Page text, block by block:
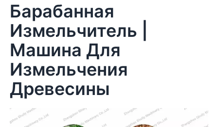
Барабанная
Измельчитель |
Машина Для
Измельчения
Древесины